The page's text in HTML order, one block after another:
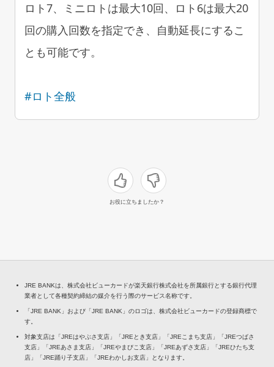
ロト7、ミニロトは最大10回、ロト6は最大20
回の購入回数を指定でき、自動延長にするこ
とも可能です。
#ロト全般
お役に立ちましたか？
JRE BANKは、株式会社ビューカードが楽天銀行株式会社を所属銀行とする銀行代理
業者として各種契約締結の媒介を行う際のサービス名称です。
「JRE BANK」および「JRE BANK」のロゴは、株式会社ビューカードの登録商標で
す。
対象支店は「JREはやぶさ支店」「JREとき支店」「JREこまち支店」「JREつばさ
支店」「JREあさま支店」「JREやまびこ支店」「JREあずさ支店」「JREひたち支
店」「JRE踊り子支店」「JREわかしお支店」となります。